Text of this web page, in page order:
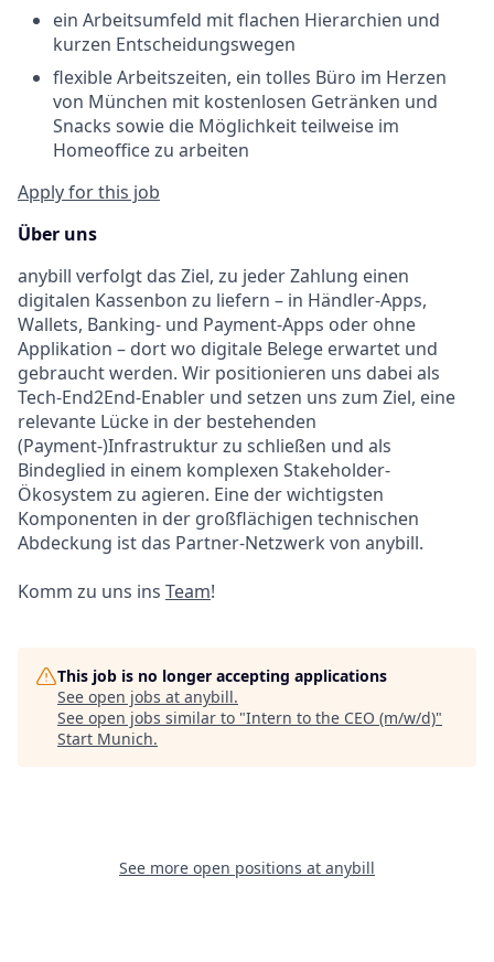
ein Arbeitsumfeld mit flachen Hierarchien und
kurzen Entscheidungswegen
flexible Arbeitszeiten, ein tolles Büro im Herzen
von München mit kostenlosen Getränken und
Snacks sowie die Möglichkeit teilweise im
Homeoffice zu arbeiten
Apply for this job
Über uns
anybill verfolgt das Ziel, zu jeder Zahlung einen
digitalen Kassenbon zu liefern – in Händler-Apps,
Wallets, Banking- und Payment-Apps oder ohne
Applikation – dort wo digitale Belege erwartet und
gebraucht werden. Wir positionieren uns dabei als
Tech-End2End-Enabler und setzen uns zum Ziel, eine
relevante Lücke in der bestehenden
(Payment-)Infrastruktur zu schließen und als
Bindeglied in einem komplexen Stakeholder-
Ökosystem zu agieren. Eine der wichtigsten
Komponenten in der großflächigen technischen
Abdeckung ist das Partner-Netzwerk von anybill.
Komm zu uns ins Team!
This job is no longer accepting applications
See open jobs at anybill.
See open jobs similar to "Intern to the CEO (m/w/d)"
Start Munich.
See more open positions at anybill